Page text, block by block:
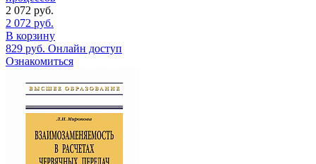
2 072 руб.
2 072 руб.
В корзину
829 руб. Онлайн доступ
Ознакомиться